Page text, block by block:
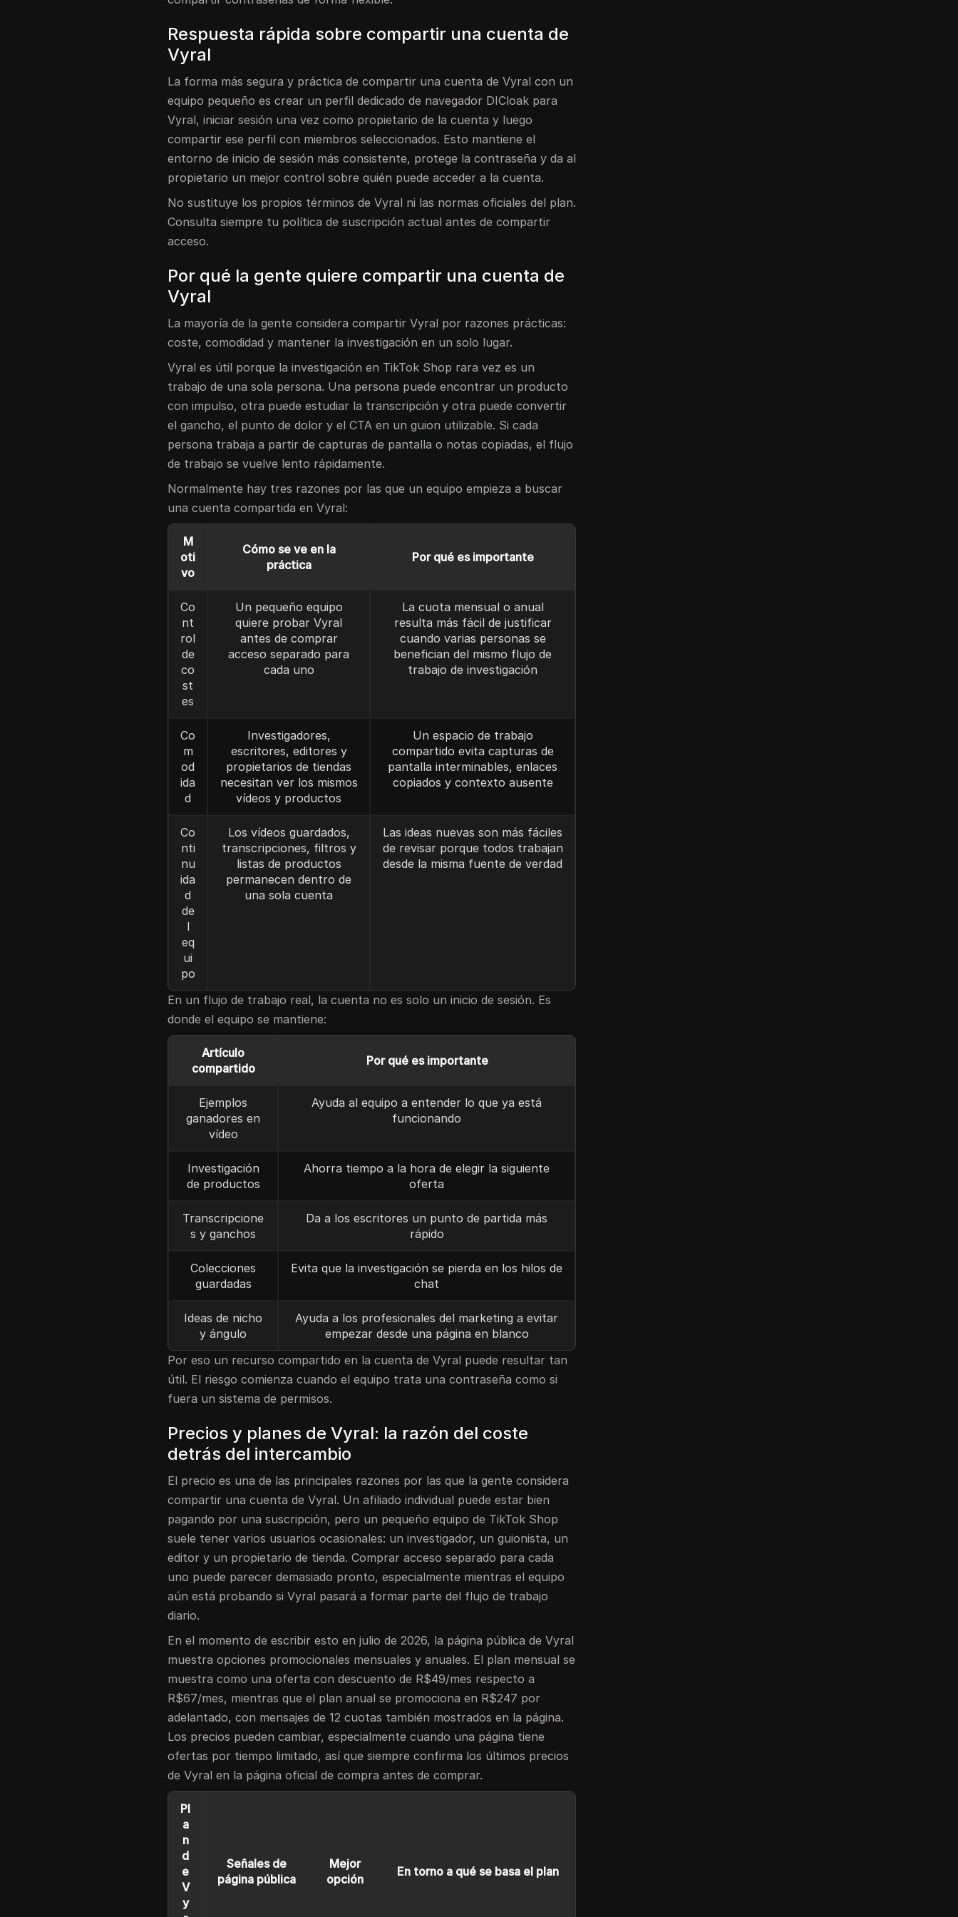
Respuesta rápida sobre compartir una cuenta de
Vyral
La forma más segura y práctica de compartir una cuenta de Vyral con un
equipo pequeño es crear un perfil dedicado de navegador DICloak para
Vyral, iniciar sesión una vez como propietario de la cuenta y luego
compartir ese perfil con miembros seleccionados. Esto mantiene el
entorno de inicio de sesión más consistente, protege la contraseña y da al
propietario un mejor control sobre quién puede acceder a la cuenta.
No sustituye los propios términos de Vyral ni las normas oficiales del plan.
Consulta siempre tu política de suscripción actual antes de compartir
acceso.
Por qué la gente quiere compartir una cuenta de
Vyral
La mayoría de la gente considera compartir Vyral por razones prácticas:
coste, comodidad y mantener la investigación en un solo lugar.
Vyral es útil porque la investigación en TikTok Shop rara vez es un
trabajo de una sola persona. Una persona puede encontrar un producto
con impulso, otra puede estudiar la transcripción y otra puede convertir
el gancho, el punto de dolor y el CTA en un guion utilizable. Si cada
persona trabaja a partir de capturas de pantalla o notas copiadas, el flujo
de trabajo se vuelve lento rápidamente.
Normalmente hay tres razones por las que un equipo empieza a buscar
una cuenta compartida en Vyral:
M
oti
vo
Cómo se ve en la
práctica
Por qué es importante
Co
nt
rol
de
co
st
es
Un pequeño equipo
quiere probar Vyral
antes de comprar
acceso separado para
cada uno
La cuota mensual o anual
resulta más fácil de justificar
cuando varias personas se
benefician del mismo flujo de
trabajo de investigación
Co
m
od
ida
d
Investigadores,
escritores, editores y
propietarios de tiendas
necesitan ver los mismos
vídeos y productos
Un espacio de trabajo
compartido evita capturas de
pantalla interminables, enlaces
copiados y contexto ausente
Co
nti
nu
ida
d
de
l
eq
ui
po
Los vídeos guardados,
transcripciones, filtros y
listas de productos
permanecen dentro de
una sola cuenta
Las ideas nuevas son más fáciles
de revisar porque todos trabajan
desde la misma fuente de verdad
En un flujo de trabajo real, la cuenta no es solo un inicio de sesión. Es
donde el equipo se mantiene:
Artículo
compartido
Por qué es importante
Ejemplos
ganadores en
vídeo
Ayuda al equipo a entender lo que ya está
funcionando
Investigación
de productos
Ahorra tiempo a la hora de elegir la siguiente
oferta
Transcripcione
s y ganchos
Da a los escritores un punto de partida más
rápido
Colecciones
guardadas
Evita que la investigación se pierda en los hilos de
chat
Ideas de nicho
y ángulo
Ayuda a los profesionales del marketing a evitar
empezar desde una página en blanco
Por eso un recurso compartido en la cuenta de Vyral puede resultar tan
útil. El riesgo comienza cuando el equipo trata una contraseña como si
fuera un sistema de permisos.
Precios y planes de Vyral: la razón del coste
detrás del intercambio
El precio es una de las principales razones por las que la gente considera
compartir una cuenta de Vyral. Un afiliado individual puede estar bien
pagando por una suscripción, pero un pequeño equipo de TikTok Shop
suele tener varios usuarios ocasionales: un investigador, un guionista, un
editor y un propietario de tienda. Comprar acceso separado para cada
uno puede parecer demasiado pronto, especialmente mientras el equipo
aún está probando si Vyral pasará a formar parte del flujo de trabajo
diario.
En el momento de escribir esto en julio de 2026, la página pública de Vyral
muestra opciones promocionales mensuales y anuales. El plan mensual se
muestra como una oferta con descuento de R$49/mes respecto a
R$67/mes, mientras que el plan anual se promociona en R$247 por
adelantado, con mensajes de 12 cuotas también mostrados en la página.
Los precios pueden cambiar, especialmente cuando una página tiene
ofertas por tiempo limitado, así que siempre confirma los últimos precios
de Vyral en la página oficial de compra antes de comprar.
Pl
a
n
d
e
V
y
Señales de
página pública
Mejor
opción
En torno a qué se basa el plan